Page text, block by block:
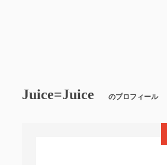
Juice=Juice のプロフィール